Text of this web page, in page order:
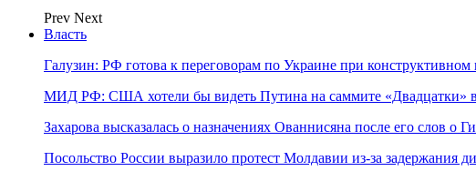
Prev Next
Власть
Галузин: РФ готова к переговорам по Украине при конструктивном
МИД РФ: США хотели бы видеть Путина на саммите «Двадцатки»
Захарова высказалась о назначениях Ованнисяна после его слов о
Посольство России выразило протест Молдавии из-за задержания